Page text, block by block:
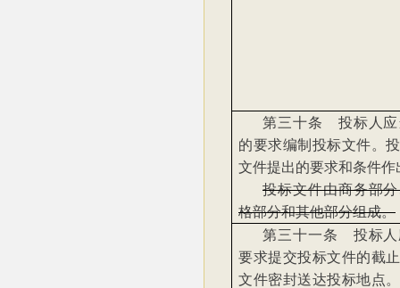
第三十条 投标人应
的要求编制投标文件。
文件提出的要求和条件作
投标文件由商务部
格部分和其他部分组成。
第三十一条 投标人
要求提交投标文件的截
文件密封送达投标地点。